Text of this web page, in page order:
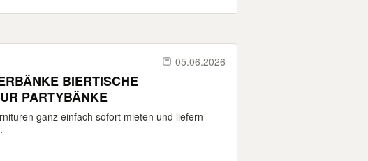
05.06.2026
BIERTISCHE
PARTYBÄNKE
ganz einfach sofort mieten und liefern